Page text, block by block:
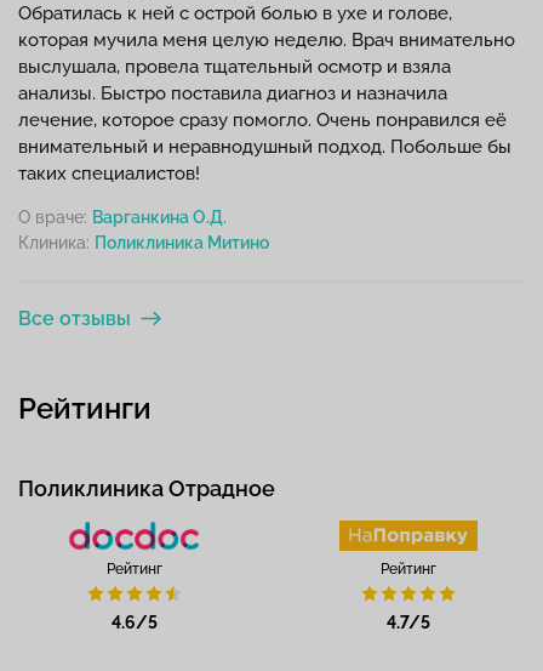
Обратилась к ней с острой болью в ухе и голове,
которая мучила меня целую неделю. Врач внимательно
выслушала, провела тщательный осмотр и взяла
анализы. Быстро поставила диагноз и назначила
лечение, которое сразу помогло. Очень понравился её
внимательный и неравнодушный подход. Побольше бы
таких специалистов!
О враче: Варганкина О.Д.
Клиника:
Все отзывы
Рейтинги
Поликлиника Отрадное
Рейтинг
4.6/5
Рейтинг
4.7/5